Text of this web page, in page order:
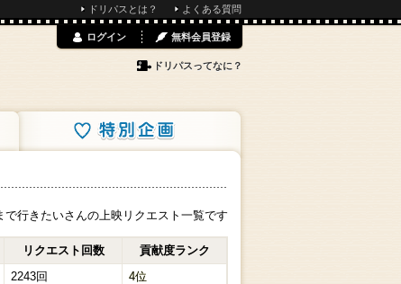
ドリパスとは？ よくある質問
特別企画
ログイン 無料会員登録
ドリパスってなに？
で行きたいさんの上映リクエスト一覧です
リクエスト回数
貢献度ランク
2243回
4位